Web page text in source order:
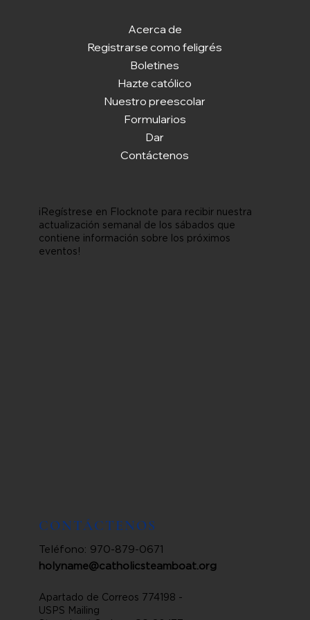
Acerca de
Registrarse como feligrés
Boletines
Hazte católico
Nuestro preescolar
Formularios
Dar
Contáctenos
¡Regístrese en Flocknote para recibir nuestra
actualización semanal de los sábados que
contiene información sobre los próximos
eventos!
CONTÁCTENOS
Teléfono: 970-879-0671
holyname@catholicsteamboat.org
Apartado de Correos 774198 -
USPS Mailing